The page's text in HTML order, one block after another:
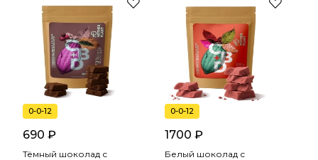
0-0-12
690 ₽
Тёмный шоколад с
0-0-12
1700 ₽
Белый шоколад с